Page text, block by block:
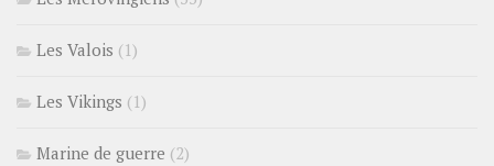
Les Valois (1)
Les Vikings (1)
Marine de guerre (2)